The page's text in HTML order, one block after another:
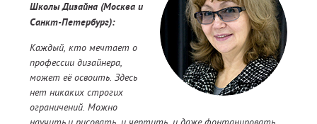
Школы Дизайна (Москва и
Санкт-Петербург):
Каждый, кто мечтает о
профессии дизайнера,
может её освоить. Здесь
нет никаких строгих
ограничений. Можно